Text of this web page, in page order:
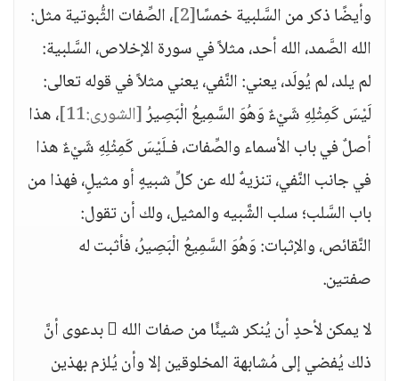
وأيضًا ذكر من السَّلبية خمسًا[2] ، الصِّفات الثُّبوتية مثل:
الله الصَّمد، الله أحد، مثلاً في سورة الإخلاص، السَّلبية:
لم يلد، لم يُولَد، يعني: النَّفي، يعني مثلاً في قوله تعالى:
لَيْسَ كَمِثْلِهِ شَيْءٌ وَهُوَ السَّمِيعُ الْبَصِيرُ[الشورى:11]
، هذا
أصلٌ في باب الأسماء والصِّفات، فـلَيْسَ كَمِثْلِهِ شَيْءٌ هذا
في جانب النَّفي، تنزيهٌ لله عن كلِّ شبيهٍ أو مثيلٍ، فهذا من
باب السَّلب؛ سلب الشَّبيه والمثيل، ولك أن تقول:
النَّقائص، والإثبات: وَهُوَ السَّمِيعُ الْبَصِيرُ، فأثبت له
صفتين.
لا يمكن لأحدٍ أن يُنكر شيئًا من صفات الله  بدعوى أنَّ
ذلك يُفضي إلى مُشابهة المخلوقين إلا وأن يُلزم بهذين